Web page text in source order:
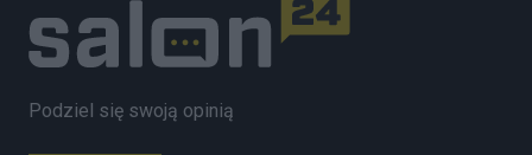
Podziel się swoją opinią